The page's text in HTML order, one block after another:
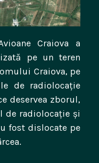
Craiova a
pe un teren
Craiova, pe
de radiolocaţie
deservea zborul,
de radiolocaţie şi
fost dislocate pe